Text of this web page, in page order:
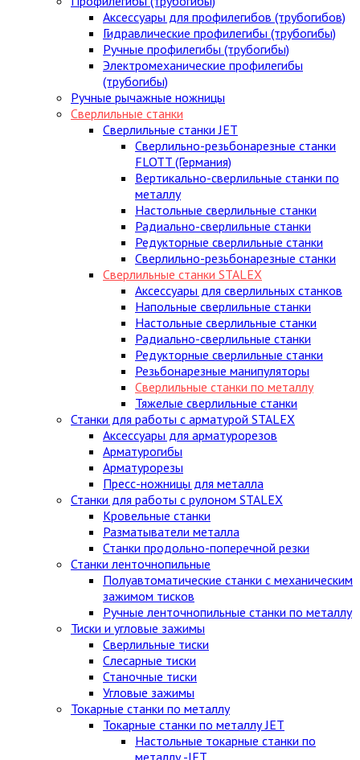
Аксессуары для профилегибов (трубогибов)
Гидравлические профилегибы (трубогибы)
Ручные профилегибы (трубогибы)
Электромеханические профилегибы
(трубогибы)
Ручные рычажные ножницы
Сверлильные станки
Сверлильные станки JET
Сверлильно-резьбонарезные станки
FLOTT (Германия)
Вертикально-сверлильные станки по
металлу
Настольные сверлильные станки
Радиально-сверлильные станки
Редукторные сверлильные станки
Сверлильно-резьбонарезные станки
Сверлильные станки STALEX
Аксессуары для сверлильных станков
Напольные сверлильные станки
Настольные сверлильные станки
Радиально-сверлильные станки
Редукторные сверлильные станки
Резьбонарезные манипуляторы
Сверлильные станки по металлу
Тяжелые сверлильные станки
Станки для работы с арматурой STALEX
Аксессуары для арматурорезов
Арматурогибы
Арматурорезы
Пресс-ножницы для металла
Станки для работы с рулоном STALEX
Кровельные станки
Разматыватели металла
Станки продольно-поперечной резки
Станки ленточнопильные
Полуавтоматические станки с механическим
зажимом тисков
Ручные ленточнопильные станки по металлу
Тиски и угловые зажимы
Сверлильные тиски
Слесарные тиски
Станочные тиски
Угловые зажимы
Токарные станки по металлу
Токарные станки по металлу JET
Настольные токарные станки по
металлу -JET